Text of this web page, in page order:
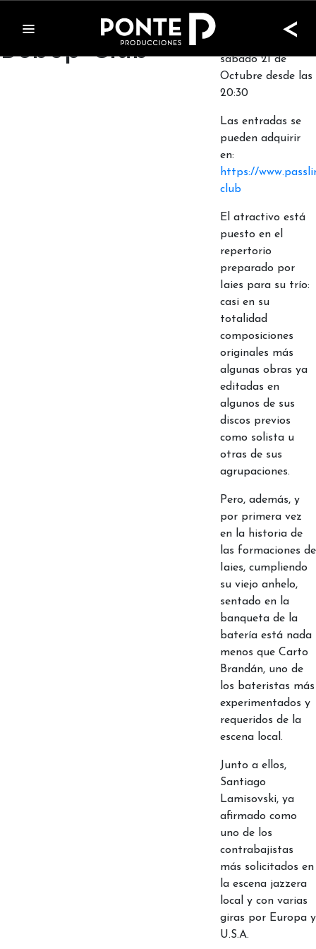
<
Adrián Iaies Trío en
Bebop Club
TRÍO se presenta
sábado 21 de
Octubre desde las
20:30
Las entradas se
pueden adquirir
en:
https://
club
El atractivo está
puesto en el
repertorio
preparado por
Iaies para su trío:
casi en su
totalidad
composiciones
originales más
algunas obras ya
editadas en
algunos de sus
discos previos
como solista u
otras de sus
agrupaciones.
Pero, además, y
por primera vez
en la historia de
las formaciones de
Iaies, cumpliendo
su viejo anhelo,
sentado en la
banqueta de la
batería está nada
menos que Carto
Brandán, uno de
los bateristas más
experimentados y
requeridos de la
escena local.
Junto a ellos,
Santiago
Lamisovski, ya
afirmado como
uno de los
contrabajistas
más solicitados en
la escena jazzera
local y con varias
giras por Europa y
U.S.A.